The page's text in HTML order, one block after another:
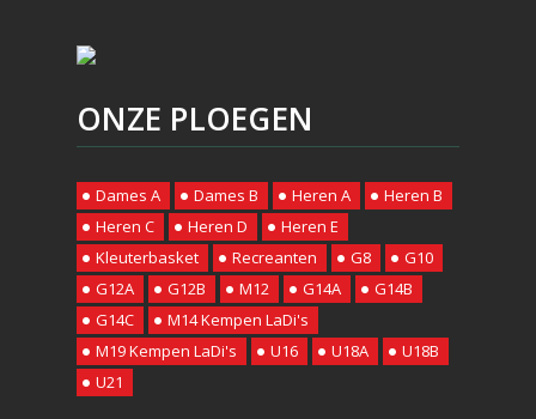
ONZE PLOEGEN
Dames A Dames B Heren A
Heren B
Heren C
Heren D
Heren E
Kleuterbasket
Recreanten G8
G10
G12A
G12B M12 G14A
G14B
G14C
M14 Kempen LaDi's
M19 Kempen LaDi's
U16 U18A
U18B
U21